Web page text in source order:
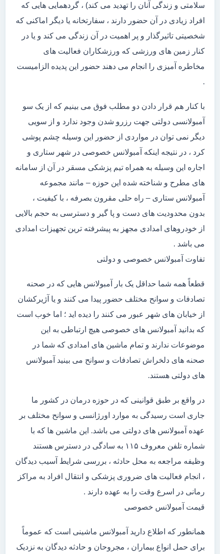
سلامتی و زندگی آنان را تهدید می کند) ، گردهمایی هایی که
افراد زیادی در آن حضور دارند ، سفارتخانه یا دیگر اماکنی که
شخصیتی تاثیرگذار و پر اهمیت در آن زندگی می کند و یا در
کنار زمین های ورزشی که ورزشکاران فعالیت های
مخاطره آمیزی را انجام می دهند حضور این پدیده الزامیست
.
با کنار هم قرار دادن دو مطلب فوق می بینیم که از یک سو
آمبولانسی دولتی جهت رزرو شدن وجود ندارد و از سویی
دیگر نمی توان در مواردی از حضور این وسیله چشم پوشی
کرد ، در نتیجه اینکه آمبولانس خصوصی در شهر ستاری و
اجاره این وسیله به همراه تیم پزشکی مسقر در آن از سامانه
های مطرح و شناخته شده این حوزه – مانند مجموعه
آمبولانس ستاری – راه حلی مقرون بصرفه ، با کیفیت ،
بدون محدودیت های دست و پا گیر و دسترسی به حجم بالایی
از خودروهای امدادی مجهز به پیشرفته ترین تجهیزات امدادی
می باشد .
تفاوت آمبولانس خصوصی و دولتی
قطعاً همه شما حداقل یک بار آمبولانس هایی که در صحنه
تصادفات و سوانح مختلف حضور پیدا می کنند و یا آژیرکشان
از خیابان های شهر عبور می کنند را دیده اید ؛ اما خوب است
که بدانید آمبولانس های خصوصی هیچ ارتباطی به این
موضوعات ندارند و تمام ماشین های امدادی که شما در
صحنه های دلخراش تصادفات و سوانح می بینید آمبولانس
های دولتی هستند.
در واقع بر طبق قوانینی که در حوزه درمان در کشور ما
جاری است رسیدگی به موارد اورژانسی و سوانح مختلف بر
عهده آمبولانس های دولتی می باشد. این ماشین ها که با
شماره تلفن معروف ۱۱۵ به سادگی در دسترس هستند
وظیفه مراجعه به محل حادثه ، بررسی شرایط آسیب دیدگان
، انجام فعالیت های ضروری پزشکی و انتقال افراد به مراکز
رمانی در اسرع وقت را به عهده دارند .
قیمت آمبولانس خصوصی
همانطور که اطلاع دارید آمبولانس ماشینی است که عموماً
برای حمل انواع بیماران ، مجروحان و حادثه دیدگان به نزدیک